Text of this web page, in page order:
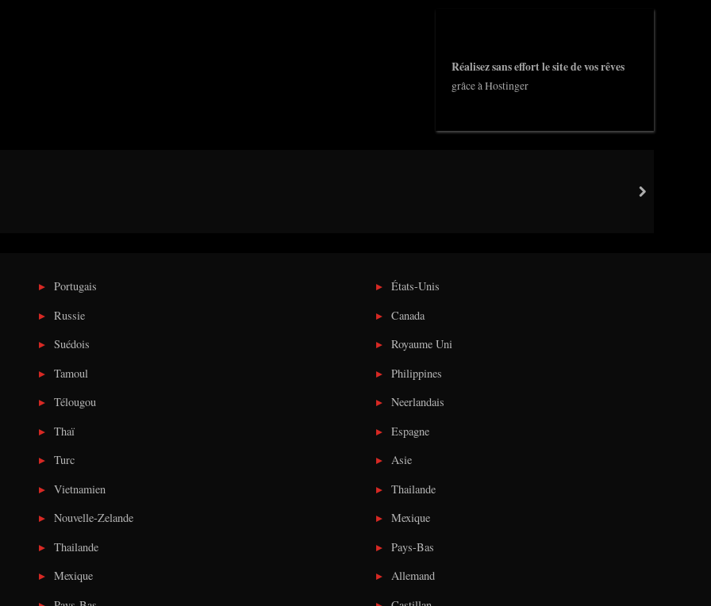
Réalisez sans effort le site de vos rêves
grâce à Hostinger
next
Portugais
Russie
Suédois
Tamoul
Télougou
Thaï
Turc
Vietnamien
Nouvelle-Zelande
Thailande
Mexique
États-Unis
Canada
Royaume Uni
Philippines
Neerlandais
Espagne
Asie
Thailande
Mexique
Pays-Bas
Allemand